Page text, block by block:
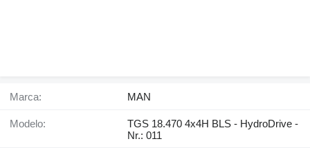
Marca: MAN
Modelo:
TGS 18.470 4x4H BLS - HydroDrive -
Nr.: 011